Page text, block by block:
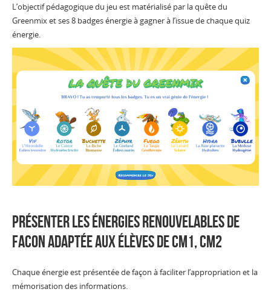
L’objectif pédagogique du jeu est matérialisé par la quête du
Greenmix et ses 8 badges énergie à gagner à l’issue de chaque quiz
énergie.
Présenter les énergies renouvelables de
facon adaptée aux élèves de CM1, CM2
Chaque énergie est présentée de façon à faciliter l’appropriation et la
mémorisation des informations.